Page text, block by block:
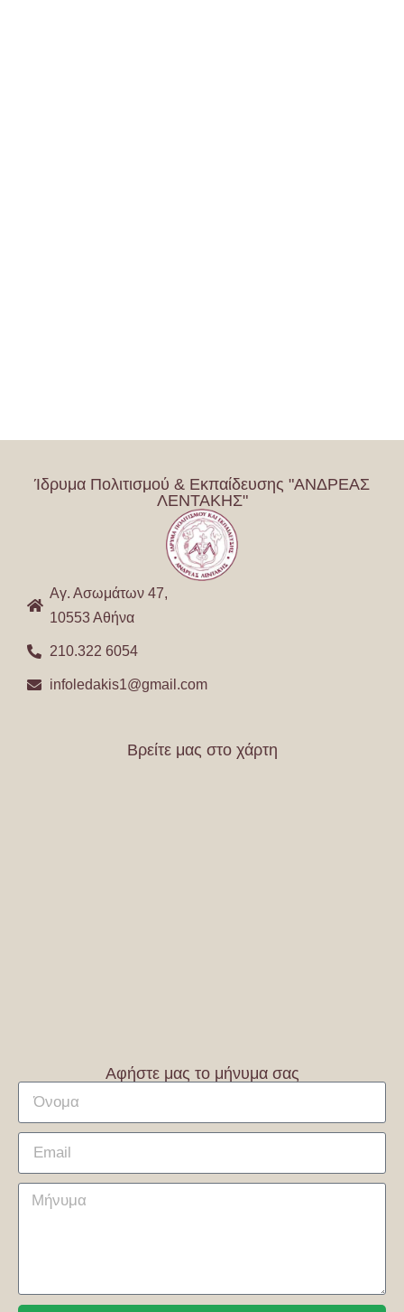
Ίδρυμα Πολιτισμού & Εκπαίδευσης "ΑΝΔΡΕΑΣ
ΛΕΝΤΑΚΗΣ"
Αγ. Ασωμάτων 47,
10553 Αθήνα
210.322 6054
infoledakis1@gmail.com
Βρείτε μας στο χάρτη
Αφήστε μας το μήνυμα σας